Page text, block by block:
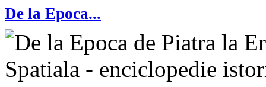
De la Epoca...